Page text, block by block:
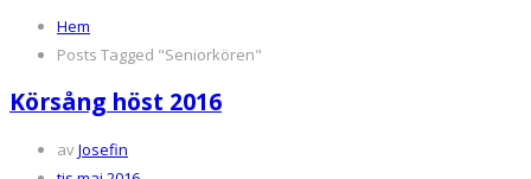
Hem
Posts Tagged "Seniorkören"
Körsång höst 2016
avJosefin